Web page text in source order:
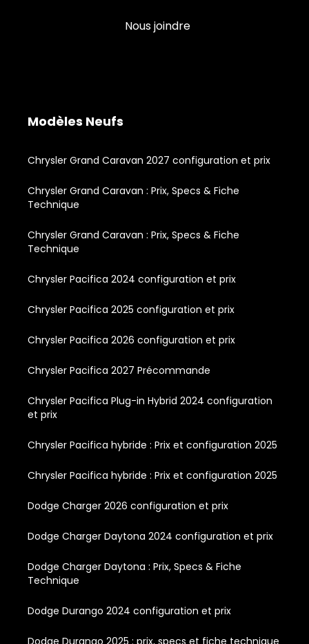
Nous joindre
Modèles Neufs
Chrysler Grand Caravan 2027 configuration et prix
Chrysler Grand Caravan : Prix, Specs & Fiche
Technique
Chrysler Grand Caravan : Prix, Specs & Fiche
Technique
Chrysler Pacifica 2024 configuration et prix
Chrysler Pacifica 2025 configuration et prix
Chrysler Pacifica 2026 configuration et prix
Chrysler Pacifica 2027 Précommande
Chrysler Pacifica Plug-in Hybrid 2024 configuration
et prix
Chrysler Pacifica hybride : Prix et configuration 2025
Chrysler Pacifica hybride : Prix et configuration 2025
Dodge Charger 2026 configuration et prix
Dodge Charger Daytona 2024 configuration et prix
Dodge Charger Daytona : Prix, Specs & Fiche
Technique
Dodge Durango 2024 configuration et prix